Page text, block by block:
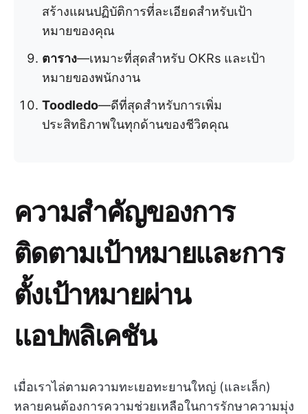
สร้างแผนปฏิบัติการที่ละเอียดสำหรับเป้า
หมายของคุณ
ตาราง—เหมาะที่สุดสำหรับ OKRs และเป้า
หมายของพนักงาน
Toodledo—ดีที่สุดสำหรับการเพิ่ม
ประสิทธิภาพในทุกด้านของชีวิตคุณ
ความสำคัญของการ
ติดตามเป้าหมายและการ
ตั้งเป้าหมายผ่าน
แอปพลิเคชัน
เมื่อเราไล่ตามความทะเยอทะยานใหญ่ (และเล็ก)
หลายคนต้องการความช่วยเหลือในการรักษาความมุ่ง